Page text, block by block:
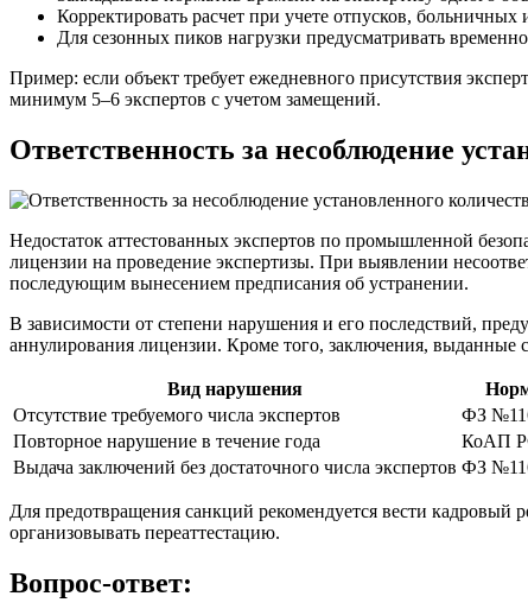
Корректировать расчет при учете отпусков,
Для сезонных пиков нагрузки предусматривать
Пример: если объект требует ежедневного присутствия
минимум 5–6 экспертов с учетом замещений.
Ответственность за несоблюдение
Недостаток аттестованных экспертов по промышленной
лицензии на проведение экспертизы. При выявлении
последующим вынесением предписания об устранении.
В зависимости от степени нарушения и его последствий,
аннулирования лицензии. Кроме того, заключения,
Вид нарушения
Отсутствие требуемого числа экспертов
ФЗ
Повторное нарушение в течение года
КоАП
Выдача заключений без достаточного числа экспертов ФЗ
Для предотвращения санкций рекомендуется вести кадровый
организовывать переаттестацию.
Вопрос-ответ: